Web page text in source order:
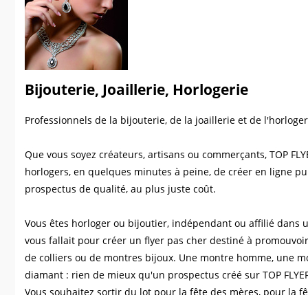
Bijouterie, Joaillerie, Horlogerie
Professionnels de la bijouterie, de la joaillerie et de
Que vous soyez créateurs, artisans ou commerçants, TOP
horlogers, en quelques minutes à peine, de créer en ligne
prospectus de qualité, au plus juste coût.
Vous êtes horloger ou bijoutier, indépendant ou affilié dans
vous fallait pour créer un flyer pas cher destiné à
de colliers ou de montres bijoux. Une montre homme, une
diamant : rien de mieux qu'un prospectus créé sur TOP
Vous souhaitez sortir du lot pour la fête des mères, pour la